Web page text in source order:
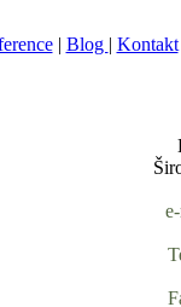
| Blog | Kontakt